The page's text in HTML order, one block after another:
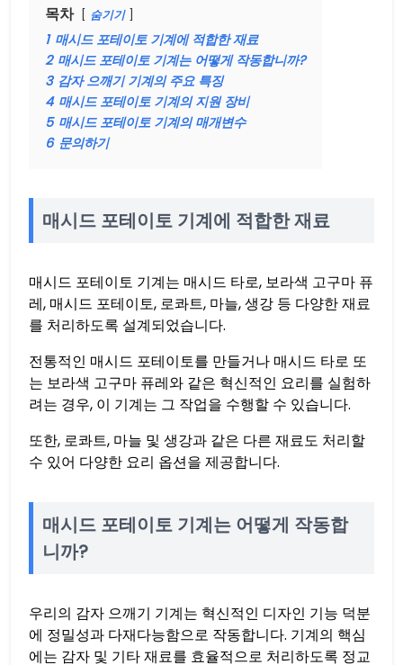
목차 숨기기
1 매시드 포테이토 기계에 적합한 재료
2 매시드 포테이토 기계는 어떻게 작동합니까?
3 감자 으깨기 기계의 주요 특징
4 매시드 포테이토 기계의 지원 장비
5 매시드 포테이토 기계의 매개변수
6 문의하기
매시드 포테이토 기계에 적합한 재료
매시드 포테이토 기계는 매시드 타로, 보라색 고구마 퓨
레, 매시드 포테이토, 로콰트, 마늘, 생강 등 다양한 재료
를 처리하도록 설계되었습니다.
전통적인 매시드 포테이토를 만들거나 매시드 타로 또
는 보라색 고구마 퓨레와 같은 혁신적인 요리를 실험하
려는 경우, 이 기계는 그 작업을 수행할 수 있습니다.
또한, 로콰트, 마늘 및 생강과 같은 다른 재료도 처리할
수 있어 다양한 요리 옵션을 제공합니다.
매시드 포테이토 기계는 어떻게 작동합
니까?
우리의 감자 으깨기 기계는 혁신적인 디자인 기능 덕분
에 정밀성과 다재다능함으로 작동합니다. 기계의 핵심
에는 감자 및 기타 재료를 효율적으로 처리하도록 정교